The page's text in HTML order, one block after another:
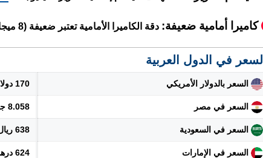
كاميرا أمامية ضعيفة: دقة الكاميرا الأمامية تعتبر ضعيفة (8 ميجابكسل فقط)
السعر في الدول العربية
السعر بالدولار الأمريكي 170 دولار
السعر في مصر 8.058 جنيه
السعر في السعودية 638 ريال
السعر في الإمارات 624 درهم